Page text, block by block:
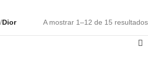
/Dior A mostrar 1–12 de 15 resultados